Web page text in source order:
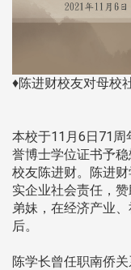
♦陈进财校友对母校
本校于11月6日71周
誉博士学位证书予
校友陈进财。陈进
实企业社会责任，
弟妹，在经济产业
后。
陈学长曾任职南侨